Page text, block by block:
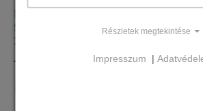
Majosháza Központ
SW Umwelttechnik Magyarország Kft.
2339 Majosháza, Tóközi út 10.
Részletek megtekintése
Impresszum |